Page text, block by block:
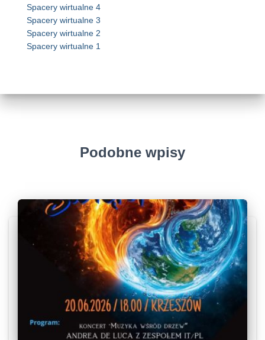
Spacery wirtualne 4
Spacery wirtualne 3
Spacery wirtualne 2
Spacery wirtualne 1
Podobne wpisy